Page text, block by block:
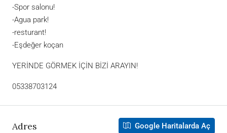
-Spor salonu!
-Agua park!
-resturant!
-Eşdeğer koçan
YERİNDE GÖRMEK İÇİN BİZİ ARAYIN!
05338703124
Adres Google Haritalarda Aç